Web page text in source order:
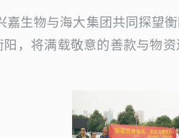
嘉生物与海大集团共同探望
阳，将满载敬意的善款与物